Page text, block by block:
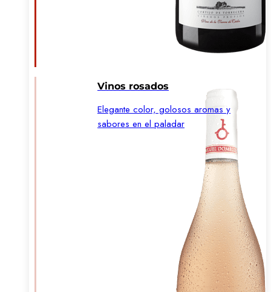
Vinos rosados
Elegante color, golosos aromas y
sabores en el paladar